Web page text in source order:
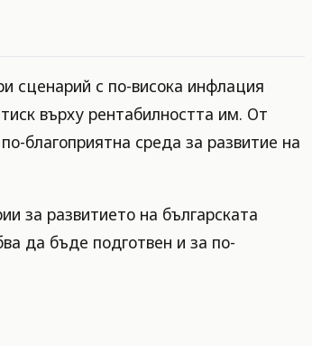
сценарий с по-висока инфлация
върху рентабилността им. От
благоприятна среда за развитие на
за развитието на българската
да бъде подготвен и за по-